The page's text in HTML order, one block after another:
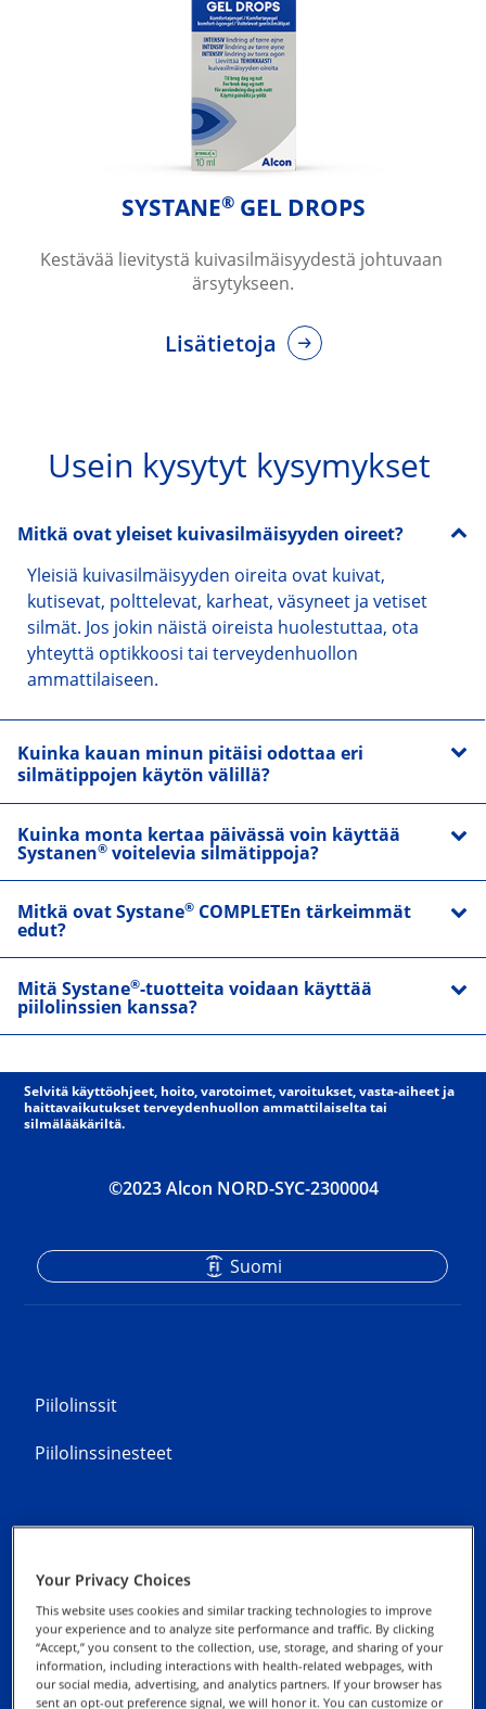
SYSTANE® GEL DROPS
Kestävää lievitystä kuivasilmäisyydestä johtuvaan
ärsytykseen.
Lisätietoja
Usein kysytyt kysymykset
Mitkä ovat yleiset kuivasilmäisyyden oireet?
Yleisiä kuivasilmäisyyden oireita ovat kuivat,
kutisevat, polttelevat, karheat, väsyneet ja vetiset
silmät. Jos jokin näistä oireista huolestuttaa, ota
yhteyttä optikkoosi tai terveydenhuollon
ammattilaiseen.
Kuinka kauan minun pitäisi odottaa eri
silmätippojen käytön välillä?
Kuinka monta kertaa päivässä voin käyttää
Systanen® voitelevia silmätippoja?
Mitkä ovat Systane® COMPLETEn tärkeimmät
edut?
Mitä Systane®-tuotteita voidaan käyttää
piilolinssien kanssa?
Selvitä käyttöohjeet, hoito, varotoimet, varoitukset, vasta-aiheet ja
haittavaikutukset terveydenhuollon ammattilaiselta tai
silmälääkäriltä.
©2023 Alcon NORD-SYC-2300004
Piilolinssit
Piilolinssinesteet
Suomi
Evästeseloste
Your Privacy Choices
This website uses cookies and similar tracking technologies to improve
your experience and to analyze site performance and traffic. By clicking
“Accept,” you consent to the collection, use, storage, and sharing of your
information, including interactions with health-related webpages, with
our social media, advertising, and analytics partners. If your browser has
sent an opt-out preference signal, we will honor it. You can customize or